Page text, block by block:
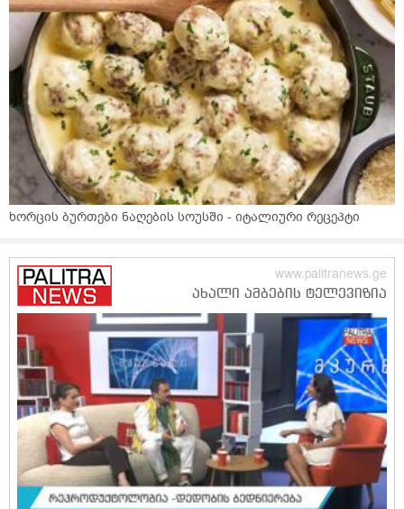
ხორცის ბურთები ნაღების სოუსში - იტალიური რეცეპტი